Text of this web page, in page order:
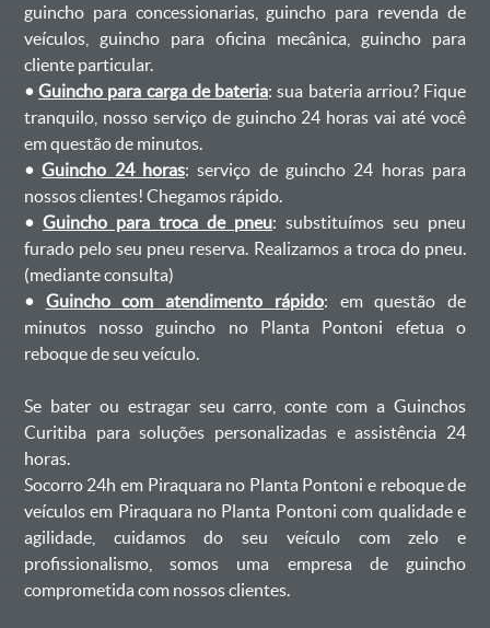
guincho para concessionarias, guincho para revenda de
veículos, guincho para oficina mecânica, guincho para
cliente particular.
•Guincho para carga de bateria: sua bateria arriou? Fique
tranquilo, nosso serviço de guincho 24 horas vai até você
em questão de minutos.
•Guincho 24 horas: serviço de guincho 24 horas para
nossos clientes! Chegamos rápido.
• Guincho para troca de pneu: substituímos seu pneu
furado pelo seu pneu reserva. Realizamos a troca do pneu.
(mediante consulta)
• Guincho com atendimento rápido: em questão de
minutos nosso guincho no Planta Pontoni efetua o
reboque de seu veículo.
Se bater ou estragar seu carro, conte com a Guinchos
Curitiba para soluções personalizadas e assistência 24
horas.
Socorro 24h em Piraquara no Planta Pontoni e reboque de
veículos em Piraquara no Planta Pontoni com qualidade e
agilidade, cuidamos do seu veículo com zelo e
profissionalismo, somos uma empresa de guincho
comprometida com nossos clientes.